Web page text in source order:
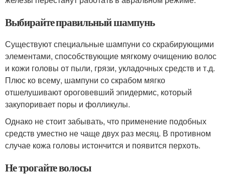
Выбирайте правильный шампунь
Существуют специальные шампуни со скрабирующими
элементами, способствующие мягкому очищению волос
и кожи головы от пыли, грязи, укладочных средств и т.д.
Плюс ко всему, шампуни со скрабом мягко
отшелушивают ороговевший эпидермис, который
закупоривает поры и фолликулы.
Однако не стоит забывать, что применение подобных
средств уместно не чаще двух раз месяц. В противном
случае кожа головы истончится и появится перхоть.
Не трогайте волосы